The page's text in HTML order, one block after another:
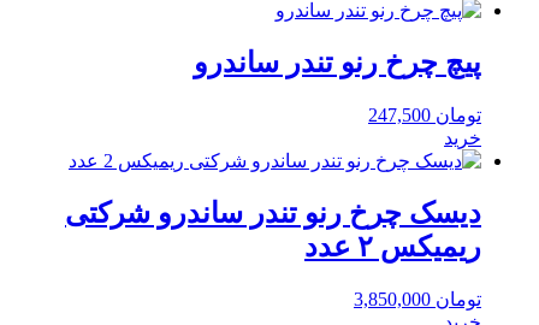
پیچ چرخ رنو تندر ساندرو
تومان
خرید
دیسک چرخ رنو تندر ساندرو شرکتی
ریمیکس ۲ عدد
تومان